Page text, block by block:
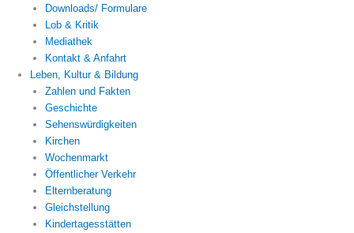
Downloads/ Formulare
Lob & Kritik
Mediathek
Kontakt & Anfahrt
Leben, Kultur & Bildung
Zahlen und Fakten
Geschichte
Sehenswürdigkeiten
Kirchen
Wochenmarkt
Öffentlicher Verkehr
Elternberatung
Gleichstellung
Kindertagesstätten